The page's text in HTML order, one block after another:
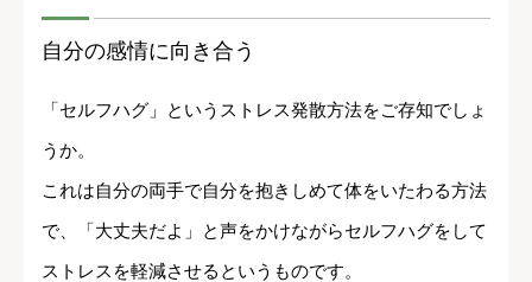
自分の感情に向き合う
「セルフハグ」というストレス発散方法をご存知でしょ
うか。
これは自分の両手で自分を抱きしめて体をいたわる方法
で、「大丈夫だよ」と声をかけながらセルフハグをして
ストレスを軽減させるというものです。